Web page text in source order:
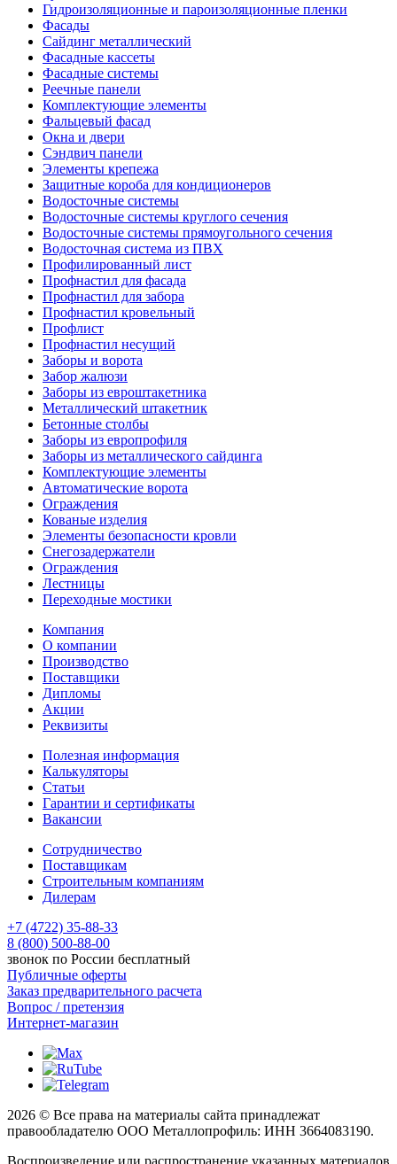
Гидроизоляционные и пароизоляционные пленки
Фасады
Сайдинг металлический
Фасадные кассеты
Фасадные системы
Реечные панели
Комплектующие элементы
Фальцевый фасад
Окна и двери
Сэндвич панели
Элементы крепежа
Защитные короба для кондиционеров
Водосточные системы
Водосточные системы круглого сечения
Водосточные системы прямоугольного сечения
Водосточная система из ПВХ
Профилированный лист
Профнастил для фасада
Профнастил для забора
Профнастил кровельный
Профлист
Профнастил несущий
Заборы и ворота
Забор жалюзи
Заборы из евроштакетника
Металлический штакетник
Бетонные столбы
Заборы из европрофиля
Заборы из металлического сайдинга
Комплектующие элементы
Автоматические ворота
Ограждения
Кованые изделия
Элементы безопасности кровли
Снегозадержатели
Ограждения
Лестницы
Переходные мостики
Компания
О компании
Производство
Поставщики
Дипломы
Акции
Реквизиты
Полезная информация
Калькуляторы
Статьи
Гарантии и сертификаты
Вакансии
Сотрудничество
Поставщикам
Строительным компаниям
Дилерам
+7 (4722) 35-88-33
8 (800) 500-88-00
звонок по России бесплатный
Публичные оферты
Заказ предварительного расчета
Вопрос / претензия
Интернет-магазин
2026 © Все права на материалы сайта принадлежат
правообладателю ООО Металлопрофиль: ИНН 3664083190.